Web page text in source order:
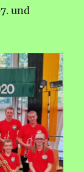
und